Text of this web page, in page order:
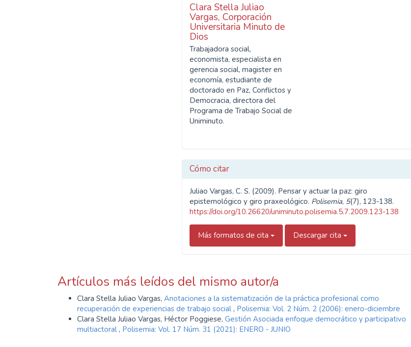
Clara Stella Juliao
Vargas, Corporación
Universitaria Minuto de
Dios
Trabajadora social,
economista, especialista en
gerencia social, magister en
economía, estudiante de
doctorado en Paz, Conflictos y
Democracia, directora del
Programa de Trabajo Social de
Uniminuto.
Cómo citar
Juliao Vargas, C. S. (2009). Pensar y actuar la paz: giro
epistemológico y giro praxeológico. Polisemia, 5(7), 123-138.
https://doi.org/10.26620/uniminuto.polisemia.5.7.2009.123-138
Más formatos de cita Descargar cita
Artículos más leídos del mismo autor/a
Clara Stella Juliao Vargas, Anotaciones a la sistematización de la práctica profesional como
recuperación de experiencias de trabajo social , Polisemia: Vol. 2 Núm. 2 (2006): enero-diciembre
Clara Stella Juliao Vargas, Héctor Poggiese, Gestión Asociada enfoque democrático y participativo
multiactoral , Polisemia: Vol. 17 Núm. 31 (2021): ENERO - JUNIO